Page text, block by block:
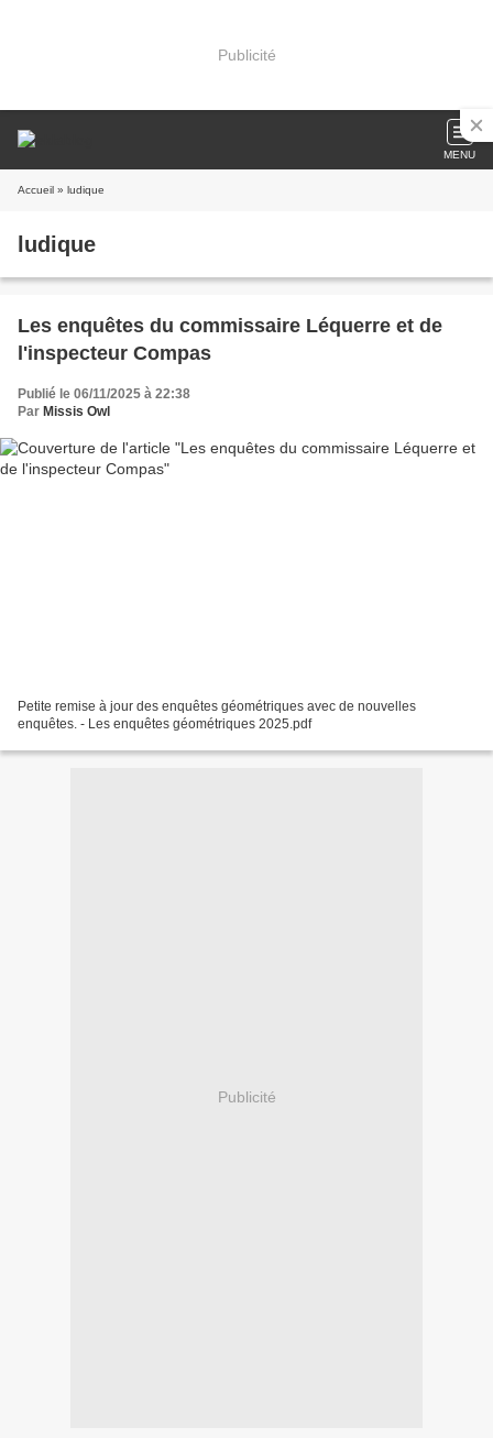
Publicité
MENU
Accueil » ludique
ludique
Les enquêtes du commissaire Léquerre et de
l'inspecteur Compas
Publié le 06/11/2025 à 22:38
Par Missis Owl
Petite remise à jour des enquêtes géométriques avec de nouvelles
enquêtes. - Les enquêtes géométriques 2025.pdf
Publicité